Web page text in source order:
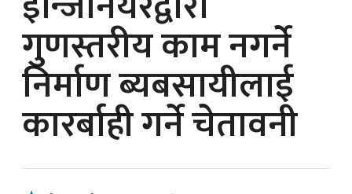
समाचार
समाचार
समाचार
गुणस्तरीय काम नगर्ने
निर्माण ब्यबसायीलाई
कारर्बाही गर्ने चेतावनी